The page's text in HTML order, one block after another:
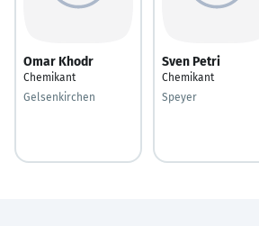
Omar Khodr
Chemikant
Gelsenkirchen
Sven Petri
Chemikant
Speyer